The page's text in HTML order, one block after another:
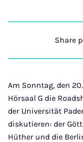
Share
Am Sonntag, den
Hörsaal G die
der Universität
diskutieren: der
Hüther und die